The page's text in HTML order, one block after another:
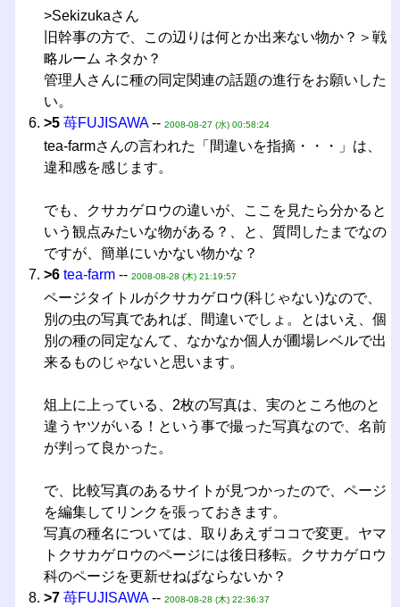
>Sekizukaさん
旧幹事の方で、この辺りは何とか出来ない物か？＞戦
略ルーム ネタか？
管理人さんに種の同定関連の話題の進行をお願いした
い。
>5 苺FUJISAWA-- 2008-08-27 (水) 00:58:24
tea-farmさんの言われた「間違いを指摘・・・」は、
違和感を感じます。
でも、クサカゲロウの違いが、ここを見たら分かると
いう観点みたいな物がある？、と、質問したまでなの
ですが、簡単にいかない物かな？
>6 tea-farm-- 2008-08-28 (木) 21:19:57
ページタイトルがクサカゲロウ(科じゃない)なので、
別の虫の写真であれば、間違いでしょ。とはいえ、個
別の種の同定なんて、なかなか個人が圃場レベルで出
来るものじゃないと思います。
俎上に上っている、2枚の写真は、実のところ他のと
違うヤツがいる！という事で撮った写真なので、名前
が判って良かった。
で、比較写真のあるサイトが見つかったので、ページ
を編集してリンクを張っておきます。
写真の種名については、取りあえずココで変更。ヤマ
トクサカゲロウのページには後日移転。クサカゲロウ
科のページを更新せねばならないか？
>7 苺FUJISAWA-- 2008-08-28 (木) 22:36:37